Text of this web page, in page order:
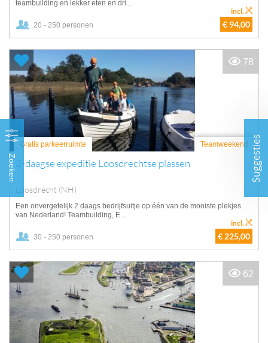
Zoeken
teambuilding en lekker eten en dri...
20 - 250 personen € 94,00
incl.
Gratis parkeerruimte Teamweekend
2-daagse expeditie Loosdrechtse plassen
Loosdrecht (NH)
Een onvergetelijk 2 daags bedrijfsuitje op één van de mooiste plekjes
van Nederland! Teambuilding, E...
30 - 250 personen € 225,00
incl.
78
62
Suggesties